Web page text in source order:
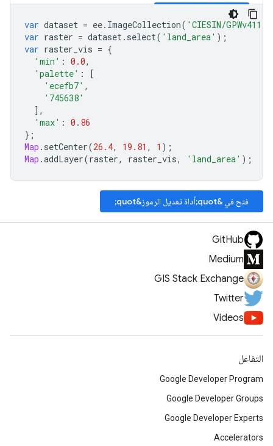
var dataset = ee. ImageCollection( 'CIESIN/GPWv411/
var raster = dataset. select( 'land_area' );
var raster_vis = {
'min' : 0.0,
'palette' :
[
'ecefb7' ,
'745638'
],
'max' : 0.86
};
Map . setCenter(26.4, 19.81 , 1 );
Map .addLayer(raster, raster_vis, 'land_area' );
فتح في &quot;أداة تعديل الرموز&quot;
GitHub
Medium
GIS Stack Exchange
Twitter
Videos
التفاعل
Google Developer Program
Google Developer Groups
Google Developer Experts
Accelerators